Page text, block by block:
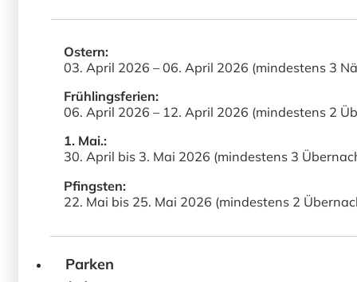
Ostern:
03. April 2026 – 06. April 2026 (mindestens 3
Frühlingsferien:
06. April 2026 – 12. April 2026 (mindestens 2
1. Mai.:
30. April bis 3. Mai 2026 (mindestens 3
Pfingsten:
22. Mai bis 25. Mai 2026 (mindestens 2
Parken